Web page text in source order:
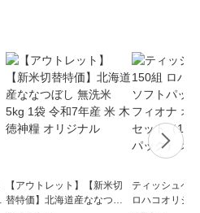
【アウトレット】【新米切
替特価】北海道産ななつぼ
ティッシュペ
ロハコオリジ